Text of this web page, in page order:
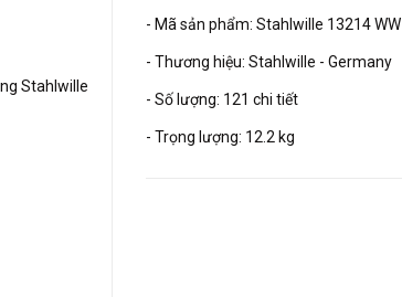
- Mã sản phẩm: Stahlwille 13214 WW
- Thương hiệu: Stahlwille - Germany
- Số lượng: 121 chi tiết
- Trọng lượng: 12.2 kg